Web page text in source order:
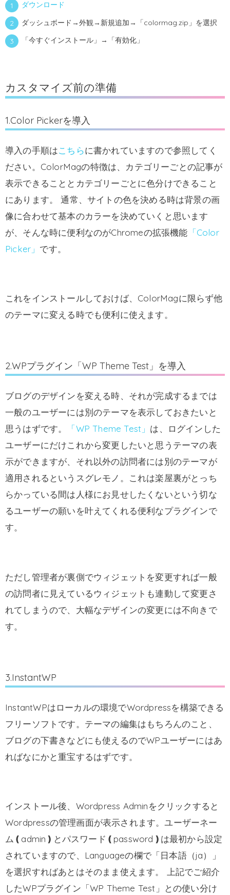
ダウンロード
ダッシュボード→外観→新規追加→「colormag.zip」を選択
「今すぐインストール」→「有効化」
カスタマイズ前の準備
1.Color Pickerを導入
導入の手順はこちらに書かれていますので参照してく
ださい。ColorMagの特徴は、カテゴリーごとの記事が
表示できることとカテゴリーごとに色分けできること
にあります。 通常、サイトの色を決める時は背景の画
像に合わせて基本のカラーを決めていくと思います
が、そんな時に便利なのがChromeの拡張機能 「Color
Picker」 です。
これをインストールしておけば、ColorMagに限らず他
のテーマに変える時でも便利に使えます。
2.WPプラグイン「WP Theme Test」を導入
ブログのデザインを変える時、それが完成するまでは
一般のユーザーには別のテーマを表示しておきたいと
思うはずです。
「WP Theme Test」 は、ログインした
ユーザーにだけこれから変更したいと思うテーマの表
示ができますが、それ以外の訪問者には別のテーマが
適用されるというスグレモノ。これは楽屋裏がとっち
らかっている間は人様にお見せしたくないという切な
るユーザーの願いを叶えてくれる便利なプラグインで
す。
ただし管理者が裏側でウィジェットを変更すれば一般
の訪問者に見えているウィジェットも連動して変更さ
れてしまうので、大幅なデザインの変更には不向きで
す。
3.InstantWP
InstantWPはローカルの環境でWordpressを構築できる
フリーソフトです。テーマの編集はもちろんのこと、
ブログの下書きなどにも使えるのでWPユーザーにはあ
ればなにかと重宝するはずです。
インストール後、Wordpress Adminをクリックすると
Wordpressの管理画面が表示されます。ユーザーネー
ム❪admin❫とパスワード❪password❫は最初から設定
されていますので、Languageの欄で「日本語（ja）」
を選択すればあとはそのまま使えます。 上記でご紹介
したWPプラグイン「WP Theme Test」との使い分け